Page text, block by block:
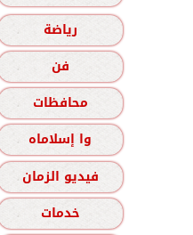
رياضة
فن
محافظات
وا إسلاماه
فيديو الزمان
خدمات